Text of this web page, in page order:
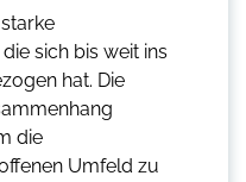
sich bis weit ins
hat. Die
die
Umfeld zu